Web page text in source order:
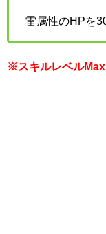
雷属性のHPを
※スキルレベルMax